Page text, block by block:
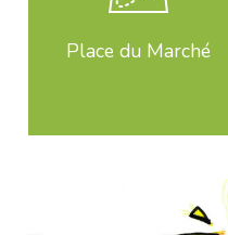
Place du Marché